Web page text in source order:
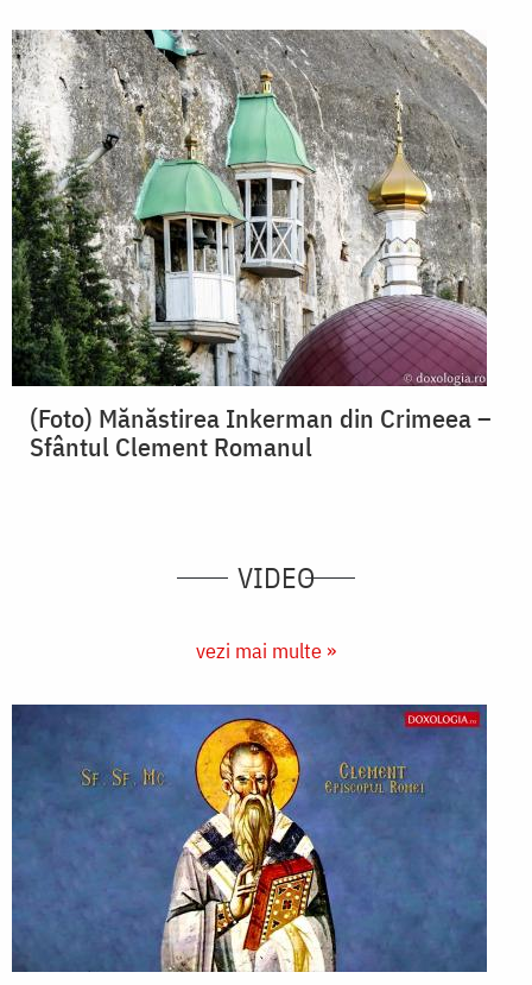
(Foto) Mănăstirea Inkerman din Crimeea –
Sfântul Clement Romanul
VIDEO
vezi mai multe »